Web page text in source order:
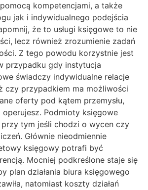
kompetencjami, a także
jak i indywidualnego podejścia
że to usługi księgowe to nie
lecz również zrozumienie zadań
Z tego powodu korzystnie jest
przypadku gdy instytucja
świadczy indywidualne relacje
czy przypadkiem ma możliwości
oferty pod kątem przemysłu,
Podmioty księgowe
tym jeśli chodzi o wycen czy
Głównie nieodmiennie
księgowy potrafi być
Mocniej podkreślone staje się
plan działania biura księgowego
natomiast koszty działań